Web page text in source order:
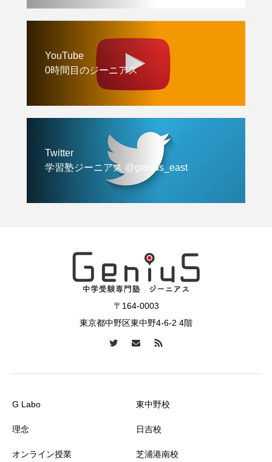
YouTube
0時間目のジーニアス
Twitter
学習塾ジーニアス @genius_east
〒164-0003
東京都中野区東中野4-6-2 4階
G Labo
理念
オンライン授業
東中野校
日吉校
芝浦港南校